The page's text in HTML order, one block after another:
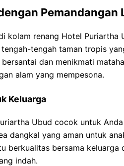
Pemandangan
kolam renang Hotel Puriartha
tengah taman tropis
dan menikmati
alam yang mempesona.
Keluarga
Ubud cocok untuk
dangkal yang aman untuk
berkualitas bersama keluarga
indah.